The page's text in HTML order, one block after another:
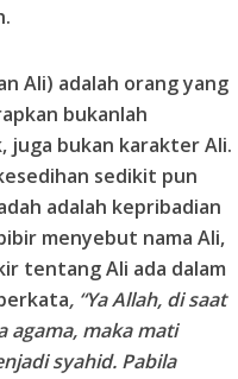
Ali) adalah orang yang
bukanlah
juga bukan karakter Ali.
sedikit pun
adalah kepribadian
menyebut nama Ali,
tentang Ali ada dalam
, “Ya Allah, di saat
agama, maka mati
syahid. Pabila